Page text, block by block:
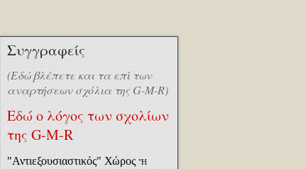
Συγγραφείς
(Εδώ βλέπετε και τα επί των
αναρτήσεων σχόλια της G-M-R)
Εδώ ο λόγος των σχολίων
της G-M-R
"Αντιεξουσιαστικός" Χώρος "Η